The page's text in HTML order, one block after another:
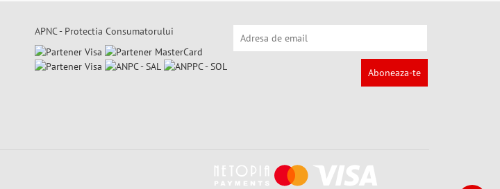
APNC - Protectia Consumatorului
Aboneaza-te